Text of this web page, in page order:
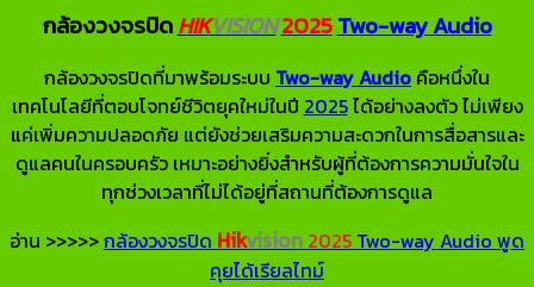
กล้องวงจรปิดHIKVISION2025Two-way Audio
กล้องวงจรปิดที่มาพร้อมระบบ Two-way Audio คือหนึ่งใน
เทคโนโลยีที่ตอบโจทย์ชีวิตยุคใหม่ในปี 2025ได้อย่างลงตัว ไม่เพียง
แค่เพิ่มความปลอดภัย แต่ยังช่วยเสริมความสะดวกในการสื่อสารและ
ดูแลคนในครอบครัว เหมาะอย่างยิ่งสำหรับผู้ที่ต้องการความมั่นใจใน
ทุกช่วงเวลาที่ไม่ได้อยู่ที่สถานที่ต้องการดูแล
อ่าน >>>>>กล้องวงจรปิด Hikvision 2025 Two-way Audio พูด
คุยได้เรียลไทม์